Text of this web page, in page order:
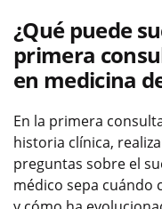
¿Qué puede
primera
en medicina
En la primera
historia clínica,
preguntas sobre el
médico sepa cuándo